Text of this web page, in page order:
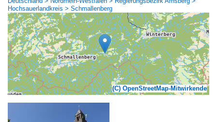
Hochsauerlandkreis > Schmallenberg
(C) OpenStreetMap-Mitwirkende